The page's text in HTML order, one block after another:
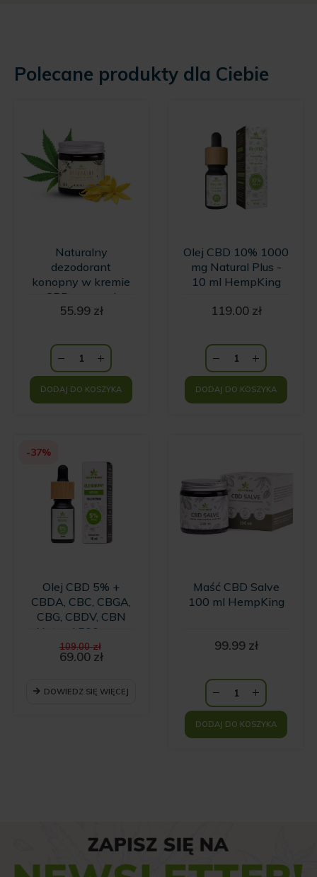
Polecane produkty dla Ciebie
Naturalny
dezodorant
konopny w kremie
z CBD o zapachu
wanilii i kwiatów
HempKing
55.99 zł
DODAJ DO KOSZYKA
Olej CBD 10% 1000
mg Natural Plus -
10 ml HempKing
119.00 zł
DODAJ DO KOSZYKA
-37%
Olej CBD 5% +
CBDA, CBC, CBGA,
CBG, CBDV, CBN
Natural 500 mg -
10ml
109.00zł
cena
69.00 zł
wynosi:
69.00 zł.
DOWIEDZ SIĘ WIĘCEJ
Maść CBD Salve
100 ml HempKing
99.99 zł
DODAJ DO KOSZYKA